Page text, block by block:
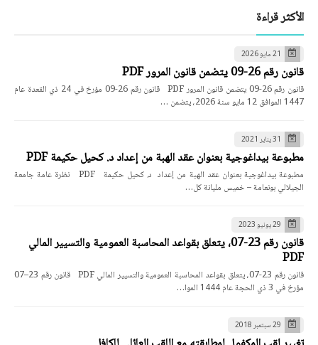
الأكثر قراءة
21 مايو 2026
قانون رقم 26-09 يتضمن قانون المرور PDF
قانون رقم 26-09 يتضمن قانون المرور PDF قانون رقم 26-09 مؤرخ في 24 ذي القعدة عام
1447 الموافق 12 مايو سنة 2026، يتضمن …
31 يناير 2021
مطبوعة بيداغوجية بعنوان عقد الهبة من إعداد د. كحيل حكيمة PDF
مطبوعة بيداغوجية بعنوان عقد الهبة من إعداد د. كحيل حكيمة PDF نظرة عامة جامعة
الجيلالي بونعامة – خميس مليانة كل…
29 يونيو 2023
قانون رقم 23-07، يتعلق بقواعد المحاسبة العمومية والتسيير المالي
PDF
قانون رقم 23-07، يتعلق بقواعد المحاسبة العمومية والتسيير المالي PDF قانون رقم 23–07
مؤرخ في 3 ذي الحجة عام 1444 الموا…
29 سبتمبر 2018